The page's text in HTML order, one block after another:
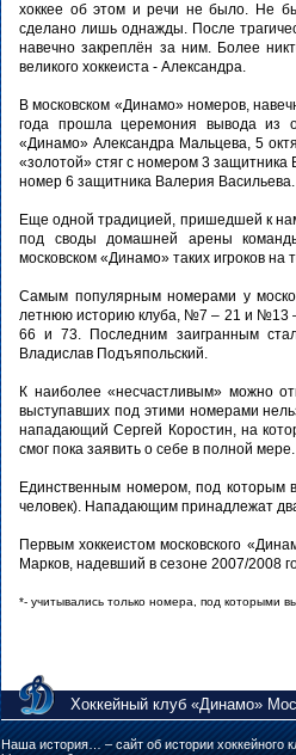
хоккее об этом и речи не было. Не
сделано лишь однажды. После
навечно закреплён за ним. Более
великого хоккеиста - Александра.
В московском «Динамо» номеров,
года прошла церемония вывода из
«Динамо» Александра Мальцева, 5
«золотой» стяг с номером 3
номер 6 защитника Валерия Васильева.
Еще одной традицией, пришедшей к
под своды домашней арены
московском «Динамо» таких игроков на
Самым популярным номерами у
летнюю историю клуба, №7 – 21 и №13
66 и 73. Последним заигранным
Владислав Подъяпольский.
К наиболее «несчастливым» можно
выступавших под этими номерами
нападающий Сергей Коростин, на
смог пока заявить о себе в полной мере.
Единственным номером, под которым
человек). Нападающим принадлежат
Первым хоккеистом московского
Марков, надевший в сезоне 2007/2008
*- учитывались только номера, под которыми
Хоккейный клуб «Динамо»
Наша история… – сайт об истории хоккейного